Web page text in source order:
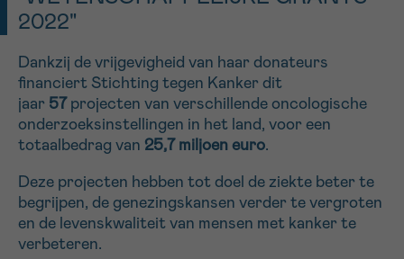
2022"
Dankzij de vrijgevigheid van haar donateurs
financiert Stichting tegen Kanker dit
jaar 57 projecten van verschillende oncologische
onderzoeksinstellingen in het land, voor een
totaalbedrag van 25,7 miljoen euro.
Deze projecten hebben tot doel de ziekte beter te
begrijpen, de genezingskansen verder te vergroten
en de levenskwaliteit van mensen met kanker te
verbeteren.
ma-vrij 9u tot 18u
Via ons
contactformulier
Ik wil graag opgebeld worden
Meer weten over Kankerinfo
VOORNAAM
16h-18h
Verder